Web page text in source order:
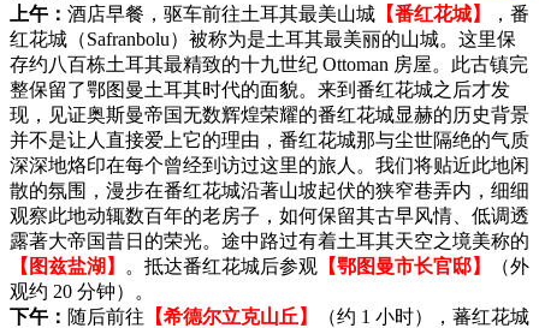
上午： 酒店早餐，驱车前往土耳其最美山城 【番红花城】
，番
红花城（Safranbolu）被称为是土耳其最美丽的山城。这里保
存约八百栋土耳其最精致的十九世纪 Ottoman 房屋。此古镇完
整保留了鄂图曼土耳其时代的面貌。来到番红花城之后才发
现，见证奥斯曼帝国无数辉煌荣耀的番红花城显赫的历史背景
并不是让人直接爱上它的理由，番红花城那与尘世隔绝的气质
深深地烙印在每个曾经到访过这里的旅人。我们将贴近此地闲
散的氛围，漫步在番红花城沿著山坡起伏的狭窄巷弄内，细细
观察此地动辄数百年的老房子，如何保留其古早风情、低调透
露著大帝国昔日的荣光。途中路过有着土耳其天空之境美称的
【图兹盐湖】
。抵达番红花城后参观 【鄂图曼市长官邸】
（外
观约 20 分钟）。
下午： 随后前往 【希德尔立克山丘】
（约 1 小时），蕃红花城